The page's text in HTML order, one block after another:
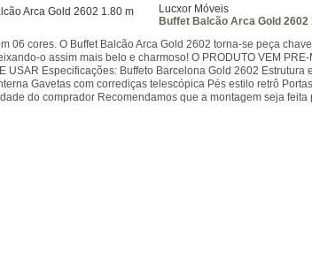
Lucxor Móveis
Buffet Balcão Arca Gold 2602
06 cores. O Buffet Balcão Arca Gold 2602 torna-se peça
o assim mais belo e charmoso! O PRODUTO VEM
USAR Especificações: Buffeto Barcelona Gold 2602
Gavetas com corrediças telescópica Pés estilo retrô
do comprador Recomendamos que a montagem seja feita